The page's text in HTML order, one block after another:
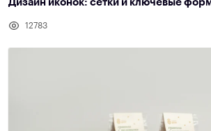
Дизайн иконок: сетки и ключевые
12783